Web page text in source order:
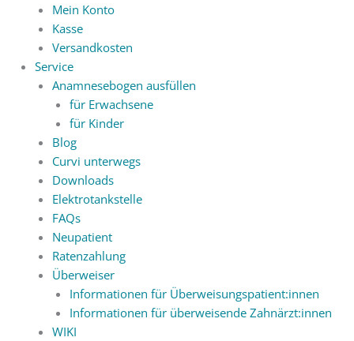
Mein Konto
Kasse
Versandkosten
Service
Anamnesebogen ausfüllen
für Erwachsene
für Kinder
Blog
Curvi unterwegs
Downloads
Elektrotankstelle
FAQs
Neupatient
Ratenzahlung
Überweiser
Informationen für Überweisungspatient:innen
Informationen für überweisende Zahnärzt:innen
WIKI